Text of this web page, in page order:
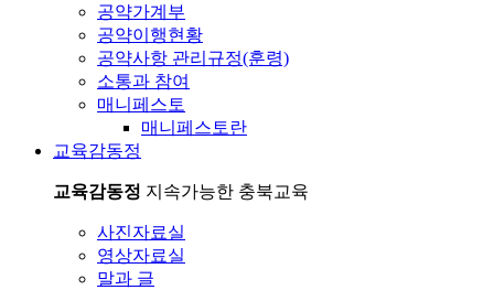
공약가계부
공약이행현황
공약사항 관리규정(훈령)
소통과 참여
매니페스토
매니페스토란
교육감동정
교육감동정 지속가능한 충북교육
사진자료실
영상자료실
말과 글